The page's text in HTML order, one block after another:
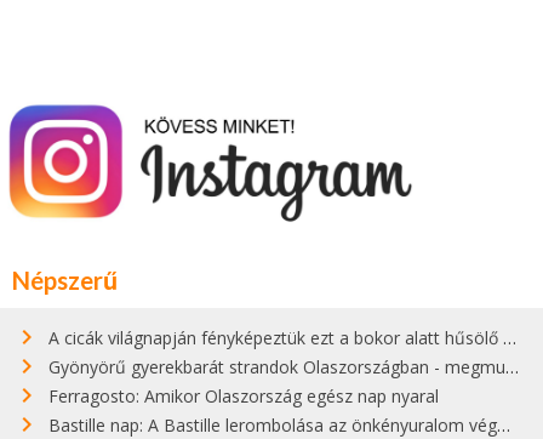
Népszerű
A cicák világnapján fényképeztük ezt a bokor alatt hűsölő cicát Kisorosziban
Gyönyörű gyerekbarát strandok Olaszországban - megmutatjuk a 15 legjobbat
Ferragosto: Amikor Olaszország egész nap nyaral
Bastille nap: A Bastille lerombolása az önkényuralom végét jelentette